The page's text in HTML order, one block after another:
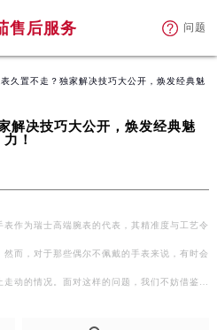
售后服务 问题
久置不走？独家解决技巧大公开，焕发经典魅
解决技巧大公开，焕发经典魅
力！
表作为瑞士高端腕表的代表，其精准度与工艺令
然而，对于那些偶尔不佩戴的手表来说，有时会
走动的情况。面对这样的问题，我们不妨借鉴